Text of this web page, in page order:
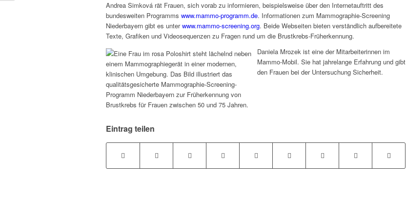
Andrea Simková rät Frauen, sich vorab zu informieren, beispielsweise über den Internetauftritt des
bundesweiten Programms www.mammo-programm.de. Informationen zum Mammographie-Screening
Niederbayern gibt es unterwww.mammo-screening.org. Beide Webseiten bieten verständlich aufbereitete
Texte, Grafiken und Videosequenzen zu Fragen rund um die Brustkrebs-Früherkennung.
Daniela Mrozek ist eine der Mitarbeiterinnen im
Mammo-Mobil. Sie hat jahrelange Erfahrung und gibt
den Frauen bei der Untersuchung Sicherheit.
Eintrag teilen